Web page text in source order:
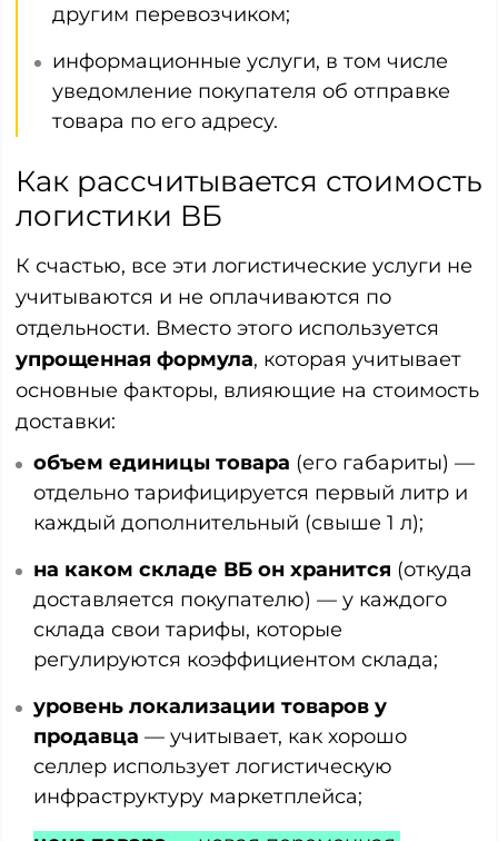
другим перевозчиком;
информационные услуги, в том числе
уведомление покупателя об отправке
товара по его адресу.
Как рассчитывается стоимость
логистики ВБ
К счастью, все эти логистические услуги не
учитываются и не оплачиваются по
отдельности. Вместо этого используется
упрощенная формула, которая учитывает
основные факторы, влияющие на стоимость
доставки:
объем единицы товара (его габариты) —
отдельно тарифицируется первый литр и
каждый дополнительный (свыше 1 л);
на каком складе ВБ он хранится (откуда
доставляется покупателю) — у каждого
склада свои тарифы, которые
регулируются коэффициентом склада;
уровень локализации товаров у
продавца — учитывает, как хорошо
селлер использует логистическую
инфраструктуру маркетплейса;